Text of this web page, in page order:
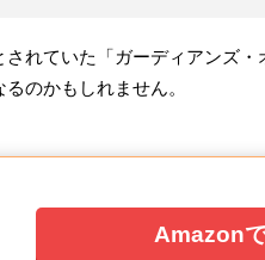
されていた「ガーディアンズ
のかもしれません。
Amazon